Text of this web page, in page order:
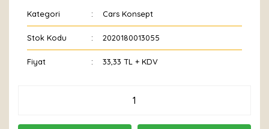
Kategori Cars Konsept
Stok Kodu 2020180013055
Fiyat 33,33 TL + KDV